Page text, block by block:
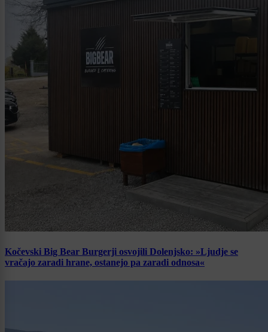
Kočevski Big Bear Burgerji osvojili Dolenjsko: »Ljudje se
vračajo zaradi hrane, ostanejo pa zaradi odnosa«